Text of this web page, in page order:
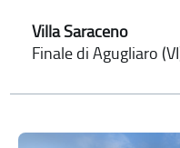
Villa Saraceno
Finale di Agugliaro